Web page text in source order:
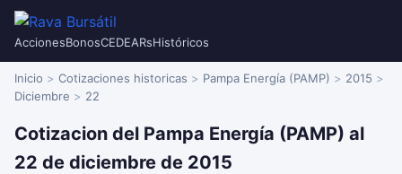
AccionesBonosCEDEARsHistóricos
Inicio Cotizaciones historicas Pampa Energía (PAMP)
2015
Diciembre
22
Cotizacion del Pampa Energía (PAMP) al
22 de diciembre de 2015